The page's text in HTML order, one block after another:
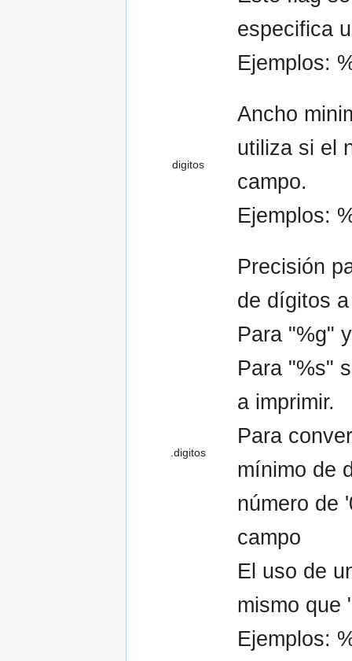
especifica
Ejemplos:
digitos
Ancho
utiliza si el
campo.
Ejemplos:
.digitos
Precisión
de dígitos
Para "%g"
Para "%s"
a imprimir.
Para
mínimo de
número de
campo
El uso de
mismo que
Ejemplos: